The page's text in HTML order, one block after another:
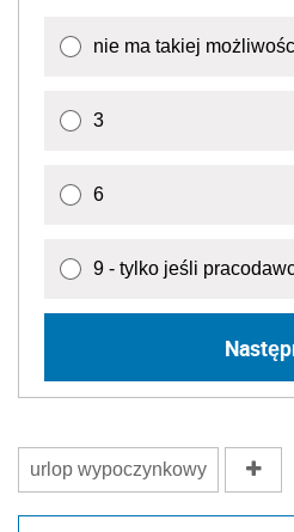
nie ma takiej
3
6
9 - tylko jeśli
urlop wypoczynkowy